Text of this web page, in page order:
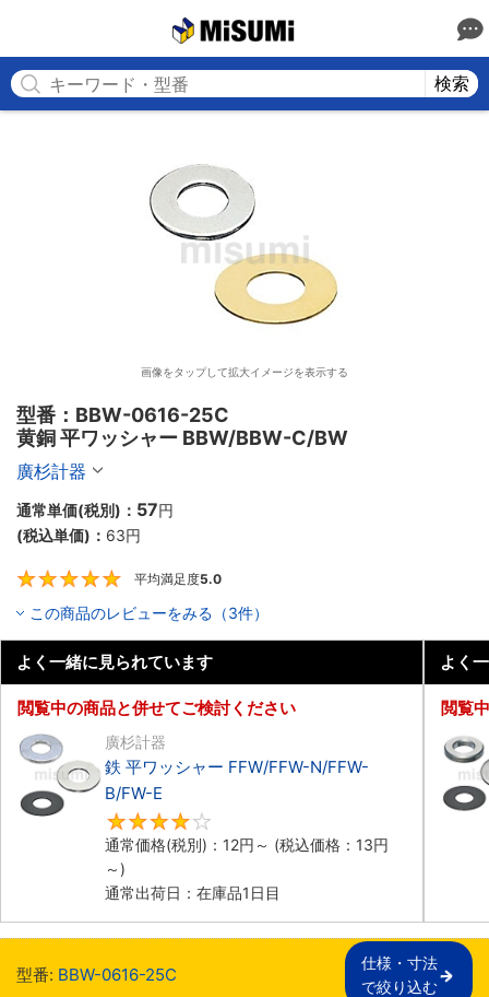
検索
画像をタップして拡大イメージを表示する
型番：BBW-0616-25C
黄銅 平ワッシャー BBW/BBW-C/BW
廣杉計器
通常単価(税別)： 57円
(税込単価)： 63円
平均満足度5.0
この商品のレビューをみる（3件）
よく一緒に見られています
閲覧中の商品と併せてご検討ください
廣杉計器
鉄 平ワッシャー FFW/FFW-N/FFW-
B/FW-E
通常価格(税別)： 12円 ～ (税込価格： 13円
～)
通常出荷日：在庫品1日目
よく
閲覧
型番: BBW-0616-25C
仕様・寸法
で絞り込む